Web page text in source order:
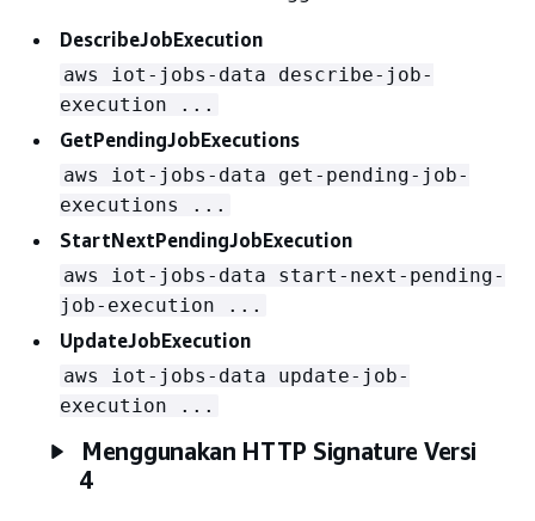
DescribeJobExecution
aws iot-jobs-data describe-job-
execution ...
GetPendingJobExecutions
aws iot-jobs-data get-pending-job-
executions ...
StartNextPendingJobExecution
aws iot-jobs-data start-next-pending-
job-execution ...
UpdateJobExecution
aws iot-jobs-data update-job-
execution ...
Menggunakan HTTP Signature Versi
4